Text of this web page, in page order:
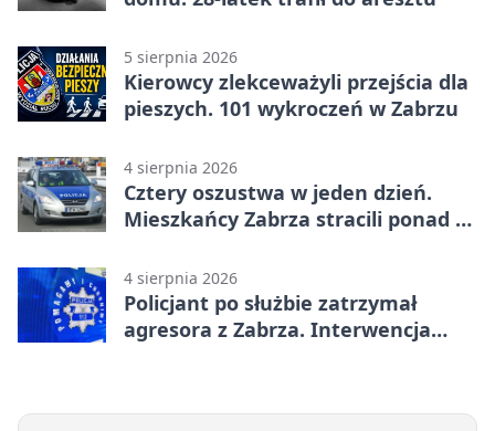
5 sierpnia 2026
Kierowcy zlekceważyli przejścia dla
pieszych. 101 wykroczeń w Zabrzu
4 sierpnia 2026
Cztery oszustwa w jeden dzień.
Mieszkańcy Zabrza stracili ponad 6
4 sierpnia 2026
Policjant po służbie zatrzymał
agresora z Zabrza. Interwencja